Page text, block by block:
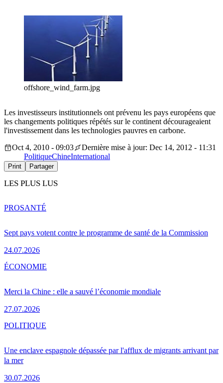
offshore_wind_farm.jpg
Les investisseurs institutionnels ont prévenu les pays européens que
les changements politiques répétés sur le continent décourageaient
l'investissement dans les technologies pauvres en carbone.
Oct 4, 2010 - 09:03
Dernière mise à jour: Dec 14, 2012 - 11:31
PolitiqueChineInternational
Print Partager
LES PLUS LUS
Sept pays votent contre le programme de santé de la Commission
24.07.2026
PROSANTÉ
Merci la Chine : elle a sauvé l’économie mondiale
27.07.2026
ÉCONOMIE
Une enclave espagnole dépassée par l'afflux de migrants arrivant par
la mer
30.07.2026
POLITIQUE